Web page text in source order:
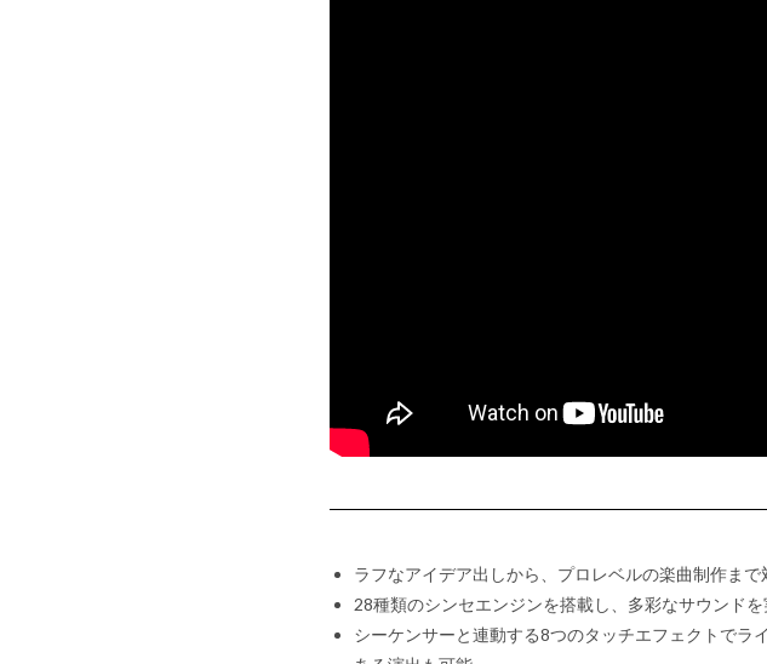
ラフなアイデア出しから、プロレベルの楽曲制作まで
28種類のシンセエンジンを搭載し、多彩なサウンドを
シーケンサーと連動する8つのタッチエフェクトでラ